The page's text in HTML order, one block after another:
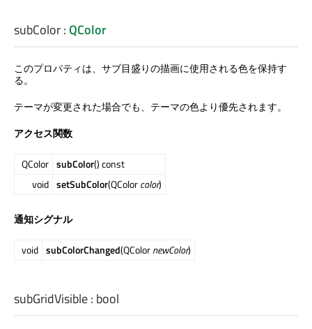
subColor:QColor
このプロパティは、サブ目盛りの描画に使用される色を保持す
る。
テーマが変更された場合でも、テーマの色より優先されます。
アクセス関数
QColor subColor() const
void setSubColor(QColorcolor)
通知シグナル
void subColorChanged(QColornewColor)
subGridVisible: bool